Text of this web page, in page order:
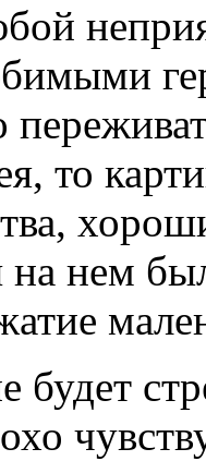
то
нем
будет